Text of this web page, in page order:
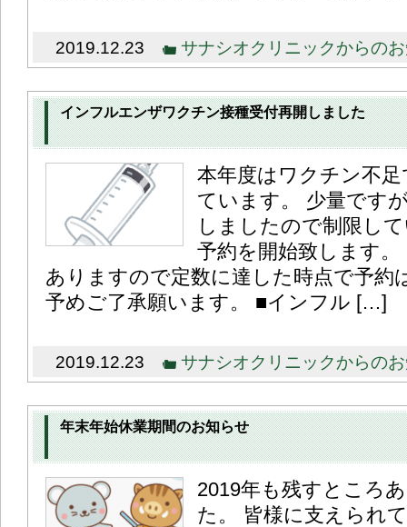
2019.12.23 サナシオクリニックからの
インフルエンザワクチン接種受付再開しました
本年度はワクチン不
ています。 少量です
しましたので制限し
予約を開始致します
ありますので定数に達した時点で予約
予めご了承願います。 ■インフル […]
2019.12.23 サナシオクリニックからの
年末年始休業期間のお知らせ
2019年も残すところ
た。 皆様に支えられ